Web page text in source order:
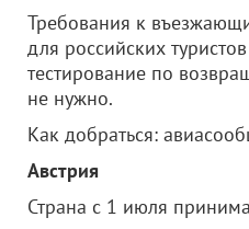
Требования к
для российских
тестирование по
не нужно.
Как добраться:
Австрия
Страна с 1 июля